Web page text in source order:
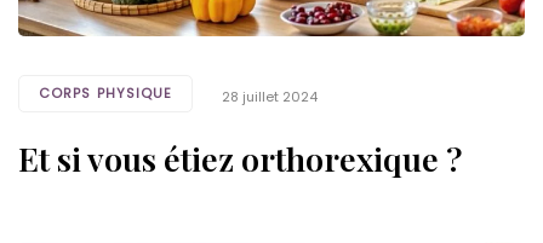
CORPS PHYSIQUE 28 juillet 2024
Et si vous étiez orthorexique ?